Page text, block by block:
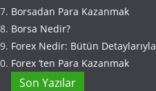
Borsadan Para Kazanmak
Borsa Nedir?
Forex Nedir: Bütün Detaylarıyla
Forex ‘ten Para Kazanmak
Son Yazılar